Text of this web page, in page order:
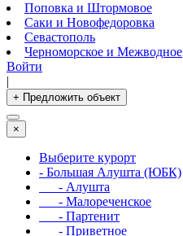
Поповка и Штормовое
Саки и Новофедоровка
Севастополь
Черноморское и Межводное
Войти
|
+ Предложить объект
×
Выберите курорт
- Большая Алушта (ЮБК)
- Алушта
- Малореченское
- Партенит
- Приветное